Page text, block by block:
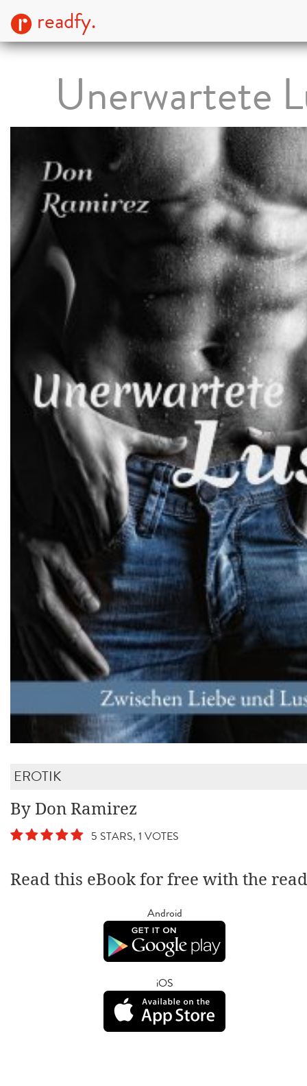
readfy.
Unerwartete
EROTIK
By Don Ramirez
5 STARS, 1 VOTES
Read this eBook for free with the
Android
iOS